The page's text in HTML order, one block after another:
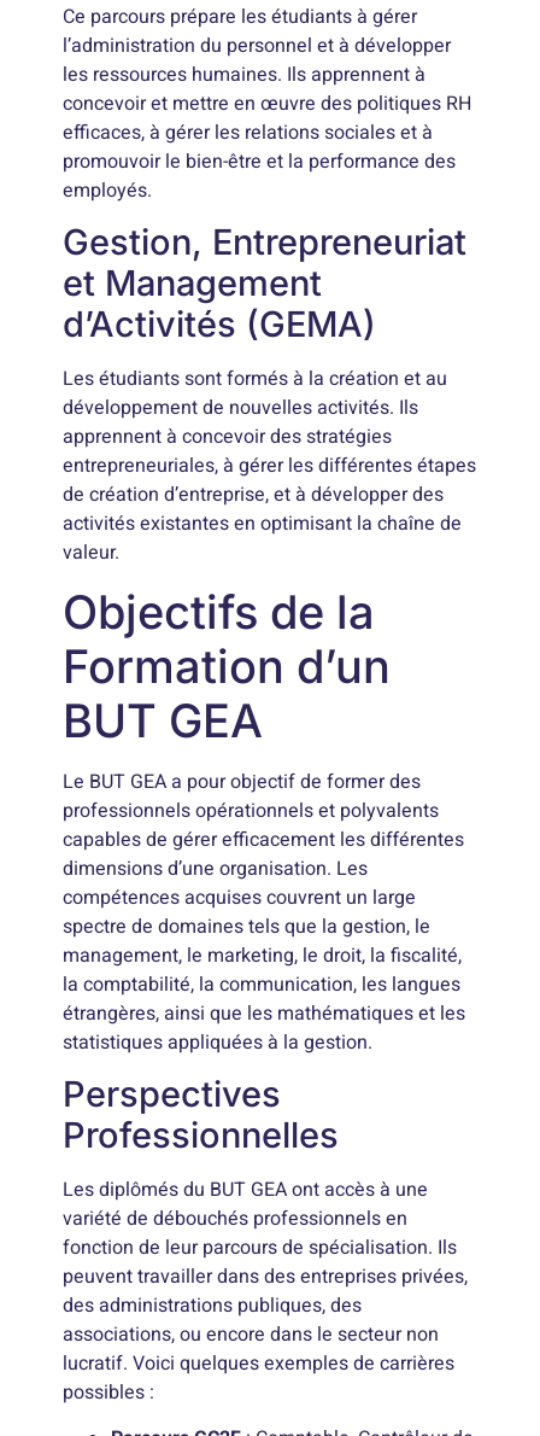
Ce parcours prépare les étudiants à gérer
l’administration du personnel et à développer
les ressources humaines. Ils apprennent à
concevoir et mettre en œuvre des politiques RH
efficaces, à gérer les relations sociales et à
promouvoir le bien-être et la performance des
employés.
Gestion, Entrepreneuriat
et Management
d’Activités (GEMA)
Les étudiants sont formés à la création et au
développement de nouvelles activités. Ils
apprennent à concevoir des stratégies
entrepreneuriales, à gérer les différentes étapes
de création d’entreprise, et à développer des
activités existantes en optimisant la chaîne de
valeur.
Objectifs de la
Formation d’un
BUT GEA
Le BUT GEA a pour objectif de former des
professionnels opérationnels et polyvalents
capables de gérer efficacement les différentes
dimensions d’une organisation. Les
compétences acquises couvrent un large
spectre de domaines tels que la gestion, le
management, le marketing, le droit, la fiscalité,
la comptabilité, la communication, les langues
étrangères, ainsi que les mathématiques et les
statistiques appliquées à la gestion.
Perspectives
Professionnelles
Les diplômés du BUT GEA ont accès à une
variété de débouchés professionnels en
fonction de leur parcours de spécialisation. Ils
peuvent travailler dans des entreprises privées,
des administrations publiques, des
associations, ou encore dans le secteur non
lucratif. Voici quelques exemples de carrières
possibles :